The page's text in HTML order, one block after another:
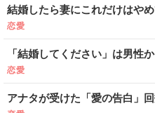
結婚したら妻にこれだけはや
恋愛
「結婚してください」は男性
恋愛
アナタが受けた「愛の告白」